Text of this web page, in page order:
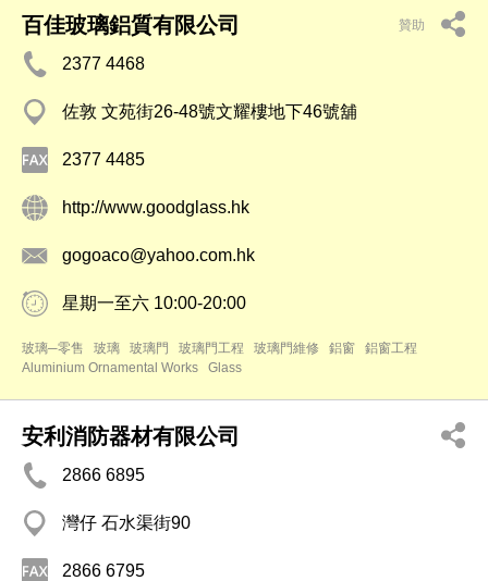
百佳玻璃鋁質有限公司 贊助
2377 4468
佐敦 文苑街26-48號文耀樓地下46號舖
2377 4485
http://www.goodglass.hk
gogoaco@yahoo.com.hk
星期一至六 10:00-20:00
玻璃─零售 玻璃 玻璃門 玻璃門工程 玻璃門維修 鋁窗
鋁窗工程
Aluminium Ornamental Works
Glass
安利消防器材有限公司
2866 6895
灣仔 石水渠街90
2866 6795